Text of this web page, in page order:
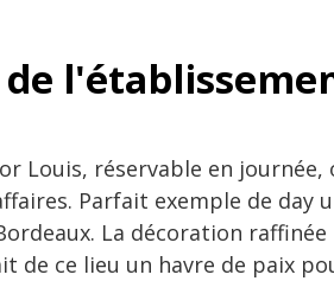
de
Louis, réservable en
Parfait exemple de day
La décoration
de ce lieu un havre de paix